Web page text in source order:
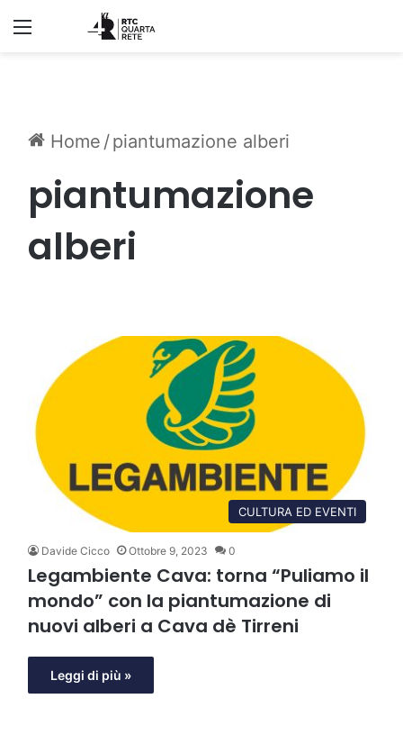
Home /piantumazione alberi
piantumazione
alberi
CULTURA ED EVENTI
Davide Cicco Ottobre 9, 2023 0
Legambiente Cava: torna “Puliamo il
mondo” con la piantumazione di
nuovi alberi a Cava dè Tirreni
Leggi di più »